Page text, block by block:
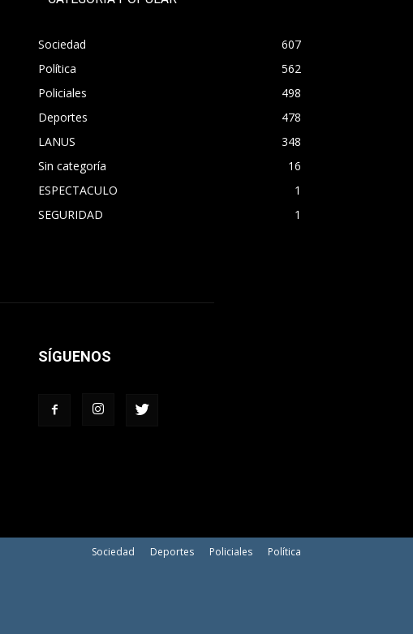
Sociedad
607
Política
562
Policiales
498
Deportes
478
LANUS
348
Sin categoría
16
ESPECTACULO
1
SEGURIDAD
1
SÍGUENOS
Sociedad Deportes Policiales Política